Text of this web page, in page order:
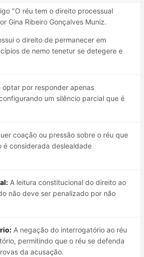
"O réu tem o direito processual
Gina Ribeiro Gonçalves Muniz.
o direito de permanecer em
de nemo tenetur se detegere e
optar por responder apenas
um silêncio parcial que é
coação ou pressão sobre o réu que
é considerada deslealdade
A leitura constitucional do direito ao
não deve ser penalizado por não
A negação do interrogatório ao réu
permitindo que o réu se defenda
da acusação.